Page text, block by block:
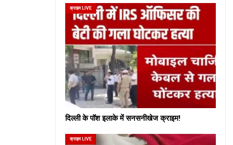
क्राइम LIVE
दिल्ली के पॉश इलाके में सनसनीखेज क्राइम!
क्राइम LIVE